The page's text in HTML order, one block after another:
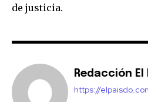
de justicia.
Redacción El
https://